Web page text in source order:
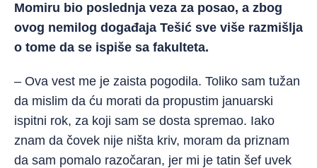
Momiru bio poslednja veza za posao, a zbog
ovog nemilog događaja Tešić sve više razmišlja
o tome da se ispiše sa fakulteta.
– Ova vest me je zaista pogodila. Toliko sam tužan
da mislim da ću morati da propustim januarski
ispitni rok, za koji sam se dosta spremao. Iako
znam da čovek nije ništa kriv, moram da priznam
da sam pomalo razočaran, jer mi je tatin šef uvek